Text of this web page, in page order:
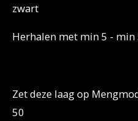
zwart
Herhalen met min 5 - min
Zet deze laag op
50